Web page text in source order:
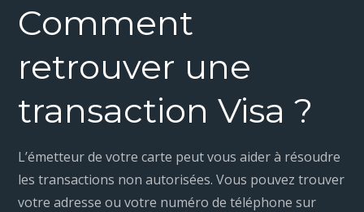
Comment
retrouver une
transaction Visa ?
L’émetteur de votre carte peut vous aider à résoudre
les transactions non autorisées. Vous pouvez trouver
votre adresse ou votre numéro de téléphone sur